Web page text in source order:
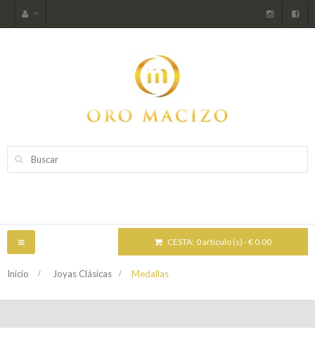
CESTA: 0 artículo (s) - € 0.00
NAVEGACIÓN
TOGGLE
Inicio > Joyas Clásicas > Medallas